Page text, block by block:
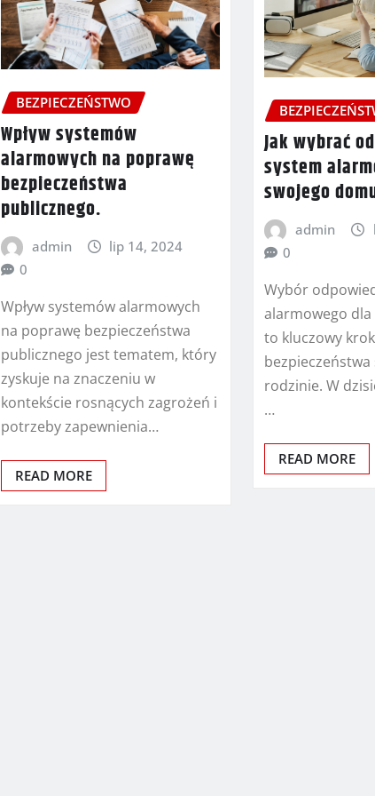
BEZPIECZEŃSTWO
Wpływ systemów
alarmowych na poprawę
bezpieczeństwa
publicznego.
admin
lip 14, 2024
0
Wpływ systemów alarmowych
na poprawę bezpieczeństwa
publicznego jest tematem, który
zyskuje na znaczeniu w
kontekście rosnących zagrożeń i
potrzeby zapewnienia…
READ MORE
Jak wybrać
system
swojego
admin
0
Wybór
alarmowego
to kluczowy
rodzinie. W
…
READ MORE